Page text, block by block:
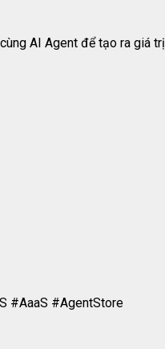
AI Agent để tạo ra giá trị
#AaaS #AgentStore